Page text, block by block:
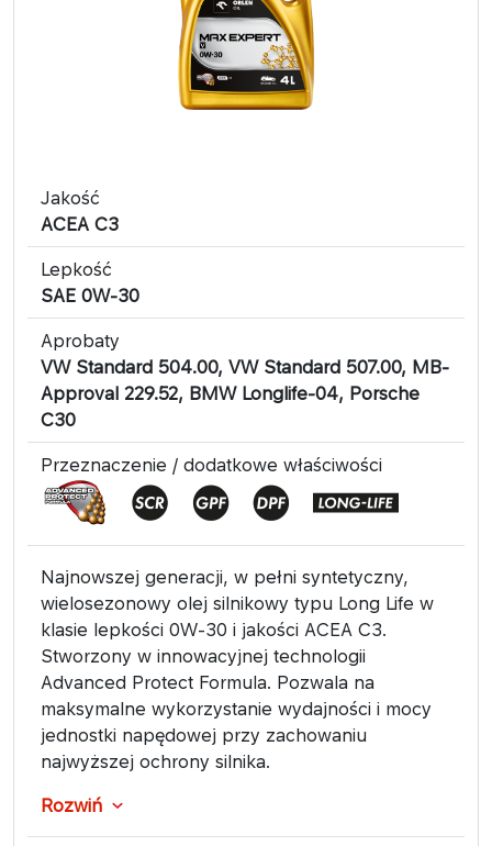
Jakość
ACEA C3
Lepkość
SAE 0W-30
Aprobaty
VW Standard 504.00, VW Standard 507.00, MB-
Approval 229.52, BMW Longlife-04, Porsche
C30
Przeznaczenie / dodatkowe właściwości
Najnowszej generacji, w pełni syntetyczny,
wielosezonowy olej silnikowy typu Long Life w
klasie lepkości 0W-30 i jakości ACEA C3.
Stworzony w innowacyjnej technologii
Advanced Protect Formula. Pozwala na
maksymalne wykorzystanie wydajności i mocy
jednostki napędowej przy zachowaniu
najwyższej ochrony silnika.
Rozwiń